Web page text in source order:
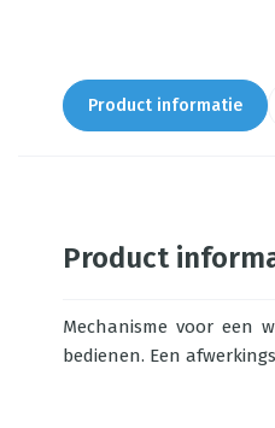
Product informatie
Product
Mechanisme voor een
bedienen. Een